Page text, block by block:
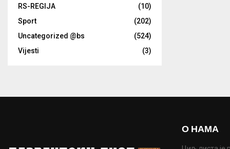
RS-REGIJA
(10)
Sport
(202)
Uncategorized @bs
(524)
Vijesti
(3)
О НАМА